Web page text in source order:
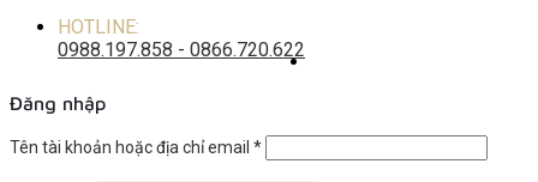
HOTLINE:
0988.197.858 - 0866.720.622
Đăng nhập
Tên tài khoản hoặc địa chỉ email *